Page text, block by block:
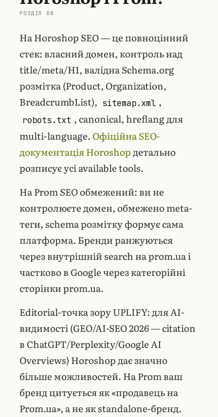
На Horoshop SEO — це повноцінний
стек: власний домен, контроль над
title/meta/H1, валідна Schema.org
розмітка (Product, Organization,
BreadcrumbList), sitemap.xml ,
robots.txt , canonical, hreflang для
multi-language. Офіційна SEO-
документація Horoshopдетально
розписує усі available tools.
На Prom SEO обмежений: ви не
контролюєте домен, обмежено meta-
теги, schema розмітку формує сама
платформа. Бренди ранжуються
через внутрішній search на prom.ua і
частково в Google через категорійні
сторінки prom.ua.
Editorial-точка зору UPLIFY: для AI-
видимості (GEO/AI-SEO 2026 — citation
в ChatGPT/Perplexity/GoogleAI
Overviews) Horoshop дає значно
більше можливостей. На Prom ваш
бренд цитується як «продавець на
Prom.ua», а не як standalone-бренд.